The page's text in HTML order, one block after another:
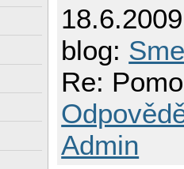
blog:
Re:
Admin